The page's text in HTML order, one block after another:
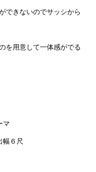
できないのでサッシから
を用意して一体感がでる
マ
尺